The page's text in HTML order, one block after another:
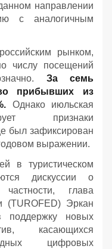
направлении
с аналогичным
рынком,
числу посещений
За семь
прибывших из
Однако июльская
признаки
был зафиксирован
выражении.
в туристическом
дискуссии о
глава
(TUROFED) Эркан
поддержку новых
касающихся
цифровых